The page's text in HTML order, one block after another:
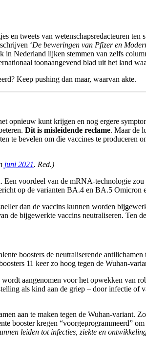
en tweets van wetenschapsredacteuren ten
‘De beweringen van Pfizer en
in Nederland lijken stemmen van zelfs
toonaangevend blad uit het land
Keep pushing dan maar, waarvan akte.
opnieuw kunt krijgen en nog ergere
Dit is misleidende reclame. Maar de
te bevelen om die vaccines te
juni 2021. Red.)
voordeel van de mRNA-technologie zou
op de varianten BA.4 en BA.5 Omicron
dan de vaccins kunnen worden
bijgewerkte vaccins neutraliseren. Ten
boosters de neutraliserende
11 keer zo hoog tegen de Wuhan-
aangenomen voor het opwekken van
als kind aan de griep – door infectie of
aan te maken tegen de Wuhan-variant.
booster kregen “voorgeprogrammeerd”
leiden tot infecties, ziekte en